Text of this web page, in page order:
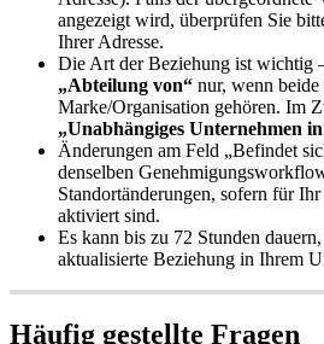
angezeigt wird, überprüfen Sie
Ihrer Adresse.
Die Art der Beziehung ist wichtig
„Abteilung von“ nur, wenn beide
Marke/Organisation gehören. Im
„Unabhängiges Unternehmen
Änderungen am Feld „Befindet
denselben
Standortänderungen, sofern für
aktiviert sind.
Es kann bis zu 72 Stunden
aktualisierte Beziehung in Ihrem
Häufig gestellte Fragen